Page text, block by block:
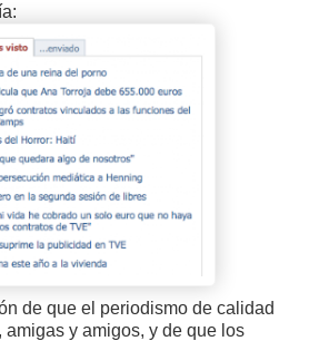
de que el periodismo de calidad
y amigos, y de que los